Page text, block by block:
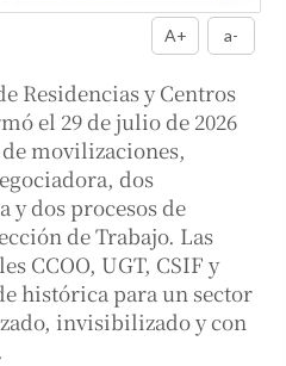
A+ a-
Residencias y Centros
el 29 de julio de 2026
movilizaciones,
dos
y dos procesos de
de Trabajo. Las
CCOO, UGT, CSIF y
histórica para un sector
invisibilizado y con